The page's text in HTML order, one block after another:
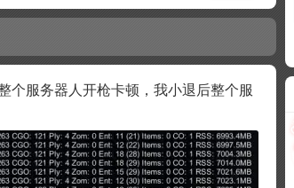
个服务器人开枪卡顿，我小退后整个服